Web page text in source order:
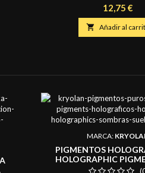
crear pequeñas prótesis
piezas de mentón, calvas,
También se puede utilizar
de piel vieja o lesiones.
Precio
12,75 €
 Añadir al
MARCA:
PIGMENTOS
HOLOGRAPHIC